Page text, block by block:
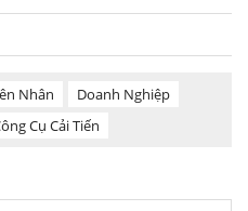
Nhân
Doanh Nghiệp
Cụ Cải Tiến